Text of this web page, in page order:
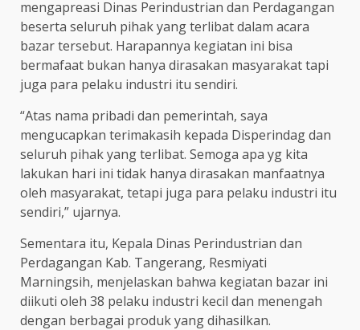
mengapreasi Dinas Perindustrian dan Perdagangan
beserta seluruh pihak yang terlibat dalam acara
bazar tersebut. Harapannya kegiatan ini bisa
bermafaat bukan hanya dirasakan masyarakat tapi
juga para pelaku industri itu sendiri.
“Atas nama pribadi dan pemerintah, saya
mengucapkan terimakasih kepada Disperindag dan
seluruh pihak yang terlibat. Semoga apa yg kita
lakukan hari ini tidak hanya dirasakan manfaatnya
oleh masyarakat, tetapi juga para pelaku industri itu
sendiri,” ujarnya.
Sementara itu, Kepala Dinas Perindustrian dan
Perdagangan Kab. Tangerang, Resmiyati
Marningsih, menjelaskan bahwa kegiatan bazar ini
diikuti oleh 38 pelaku industri kecil dan menengah
dengan berbagai produk yang dihasilkan.